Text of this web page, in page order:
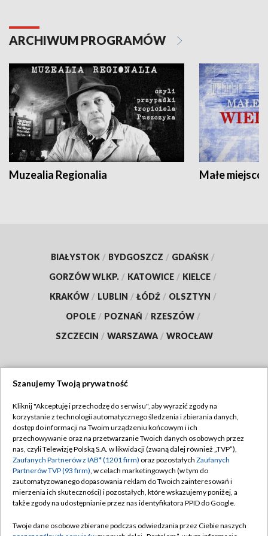
ARCHIWUM PROGRAMÓW
Muzealia Regionalia Małe
BIAŁYSTOK / BYDGOSZCZ / GDAŃSK /
GORZÓW WLKP. / KATOWICE / KIELCE /
KRAKÓW / LUBLIN / ŁÓDŹ / OLSZTYN /
OPOLE / POZNAŃ / RZESZÓW /
SZCZECIN / WARSZAWA / WROCŁAW
TVP
Abonament TVP
Emisja w TVP
Centrum informacji TVP
Naziemna Telewizja Cyfrowa
Regulamin TVP
Polityka prywatności
Moje zgody
Pomoc
Szanujemy Twoją prywatność
Kliknij "Akceptuję i przechodzę do serwisu", aby wyrazić zgody na
korzystanie z technologii automatycznego śledzenia i zbierania danych,
dostęp do informacji na Twoim urządzeniu końcowym i ich
przechowywanie oraz na przetwarzanie Twoich danych osobowych przez
nas, czyli Telewizję Polską S.A. w likwidacji (zwaną dalej również „TVP”),
Zaufanych Partnerów z IAB* (1201 firm) oraz pozostałych Zaufanych
Partnerów TVP (93 firm), w celach marketingowych (w tym do
zautomatyzowanego dopasowania reklam do Twoich zainteresowań i
mierzenia ich skuteczności) i pozostałych, które wskazujemy poniżej, a
także zgody na udostępnianie przez nas identyfikatora PPID do Google.
Twoje dane osobowe zbierane podczas odwiedzania przez Ciebie naszych